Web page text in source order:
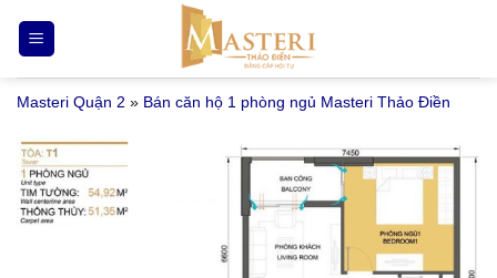
qua
nội
dung
Masteri Quận 2 » Bán căn hộ 1 phòng ngủ Masteri Thảo Điền